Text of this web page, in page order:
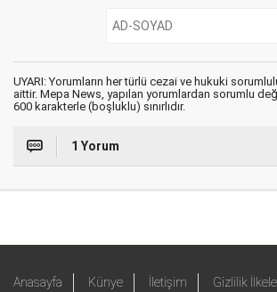
UYARI: Yorumların her türlü cezai ve hukuki
aittir. Mepa News, yapılan yorumlardan sorumlu
600 karakterle (boşluklu) sınırlıdır.
1 Yorum
Anasayfa Künye İletişim Gizlilik